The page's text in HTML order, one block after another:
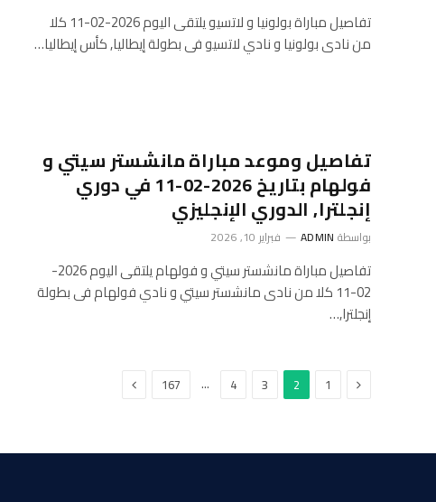
تفاصيل مباراة بولونيا و لاتسيو يلتقى اليوم 2026-02-11 كلا
من نادى بولونيا و نادي لاتسيو فى بطولة إيطاليا, كأس إيطاليا…
تفاصيل وموعد مباراة مانشستر سيتي و
فولهام بتاريخ 2026-02-11 في دوري
إنجلترا, الدوري الإنجليزي
بواسطة ADMIN فبراير 10, 2026
تفاصيل مباراة مانشستر سيتي و فولهام يلتقى اليوم 2026-
02-11 كلا من نادى مانشستر سيتي و نادي فولهام فى بطولة
إنجلترا,…
السابق
1
2
3
4
…
167 التالي